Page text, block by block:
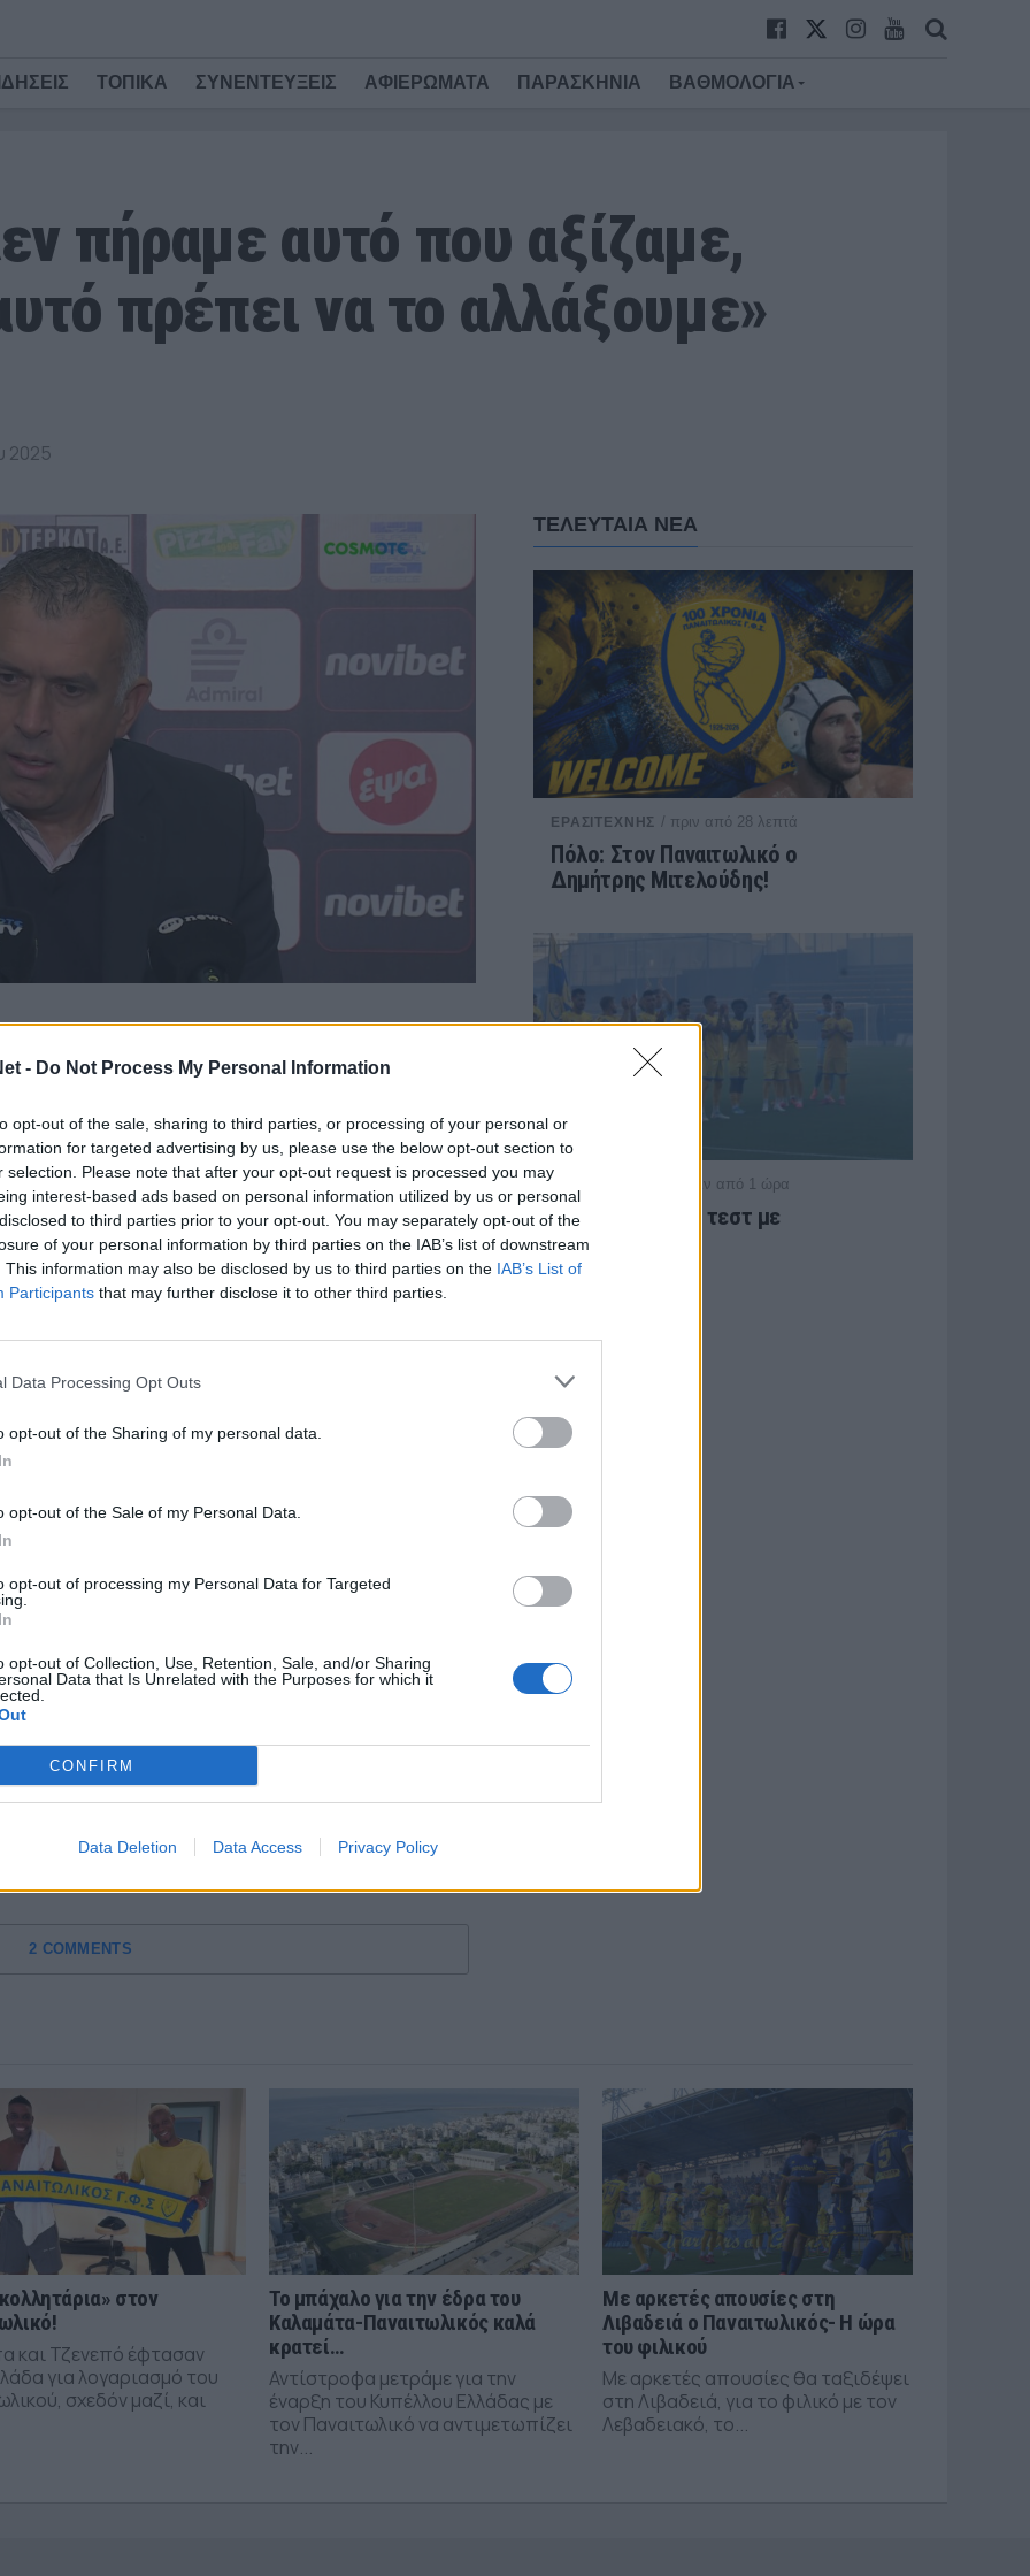
- Do Not Process My Personal Information
opt-out of the sale, sharing to third parties, or processing of your personal or
for targeted advertising by us, please use the below opt-out section to
selection. Please note that after your opt-out request is processed you may
interest-based ads based on personal information utilized by us or personal
to third parties prior to your opt-out. You may separately opt-out of the
of your personal information by third parties on the IAB’s list of downstream
This information may also be disclosed by us to third parties on the IAB’s List of
Participants that may further disclose it to other third parties.
Data Processing Opt Outs
opt-out of the Sharing of my personal data.
opt-out of the Sale of my Personal Data.
opt-out of processing my Personal Data for Targeted
opt-out of Collection, Use, Retention, Sale, and/or Sharing
Data that Is Unrelated with the Purposes for which it
CONFIRM
Data Deletion Data Access Privacy Policy
ΤΟΠΙΚΑ ΣΥΝΕΝΤΕΥΞΕΙΣ ΑΦΙΕΡΩΜΑΤΑ ΠΑΡΑΣΚΗΝΙΑ ΒΑΘΜΟΛΟΓΙΑ
πήραμε αυτό που αξίζαμε,
πρέπει να το αλλάξουμε»
2025
από τον Βόλο τόνισε ότι ο Παναιτωλικός
και ότι θα πρέπει να αλλάξει την
μας στο Google
μας στα αποτελέσματα αναζήτησης
on Google
όχι από το παιχνίδι σχολίασε:
που δημιουργήσαμε, το καλό
να κρατήσω την αναποτελεσματικότητά
το ελέγχαμε, δεν είχαμε κανένα πρόβλημα
οργάνωση και το μυαλό μας. Χάσαμε την
που εκτελέσαμε, δεχθήκαμε γκολ στην
Αντιδράσαμε και εκεί, ο
καταπληκτικές αποκρούσεις και
θέλω πάντα το περισσότερο. Είπα στα παιδιά
όλοι στεναχωρημένοι στα αποδυτήρια, γιατί
στιγμή αυτό πρέπει να το αλλάξουμε.
μπορούμε να είμαστε η ομάδα που έχει τον
κεφάλι».
2 COMMENTS
ΤΕΛΕΥΤΑΙΑ ΝΕΑ
ΕΡΑΣΙΤΕΧΝΗΣ / πριν από 28 λεπτά
Πόλο: Στον Παναιτωλικό ο
Δημήτρης Μιτελούδης!
/ πριν από 1 ώρα
Τέταρτο φιλικό τεστ με
Λεβαδειακό
στον
και Τζενεπό έφτασαν
για λογαριασμό του
σχεδόν μαζί, και
Το μπάχαλο για την έδρα του
Καλαμάτα-Παναιτωλικός καλά
κρατεί…
Αντίστροφα μετράμε για την
έναρξη του Κυπέλλου Ελλάδας με
τον Παναιτωλικό να αντιμετωπίζει
την...
Με αρκετές απουσίες στη
Λιβαδειά ο Παναιτωλικός- Η ώρα
του φιλικού
Με αρκετές απουσίες θα ταξιδέψει
στη Λιβαδειά, για το φιλικό με τον
Λεβαδειακό, το...